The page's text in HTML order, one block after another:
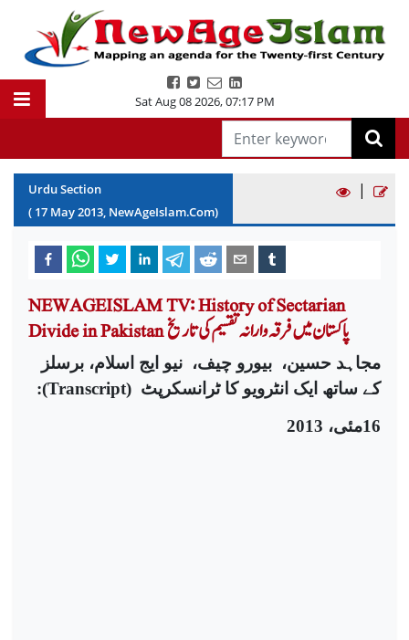
Sat Aug 08 2026,07:17 PM
Urdu Section
( 17 May2013, NewAgeIslam.Com)
|
NEWAGEISLAM TV: History of Sectarian
Divide in Pakistan پاکستان میں فرقہ وارانہ تقسیم کی تاریخ
مجاہد حسین، بیورو چیف، نیو ایج اسلام، برسلز
کے ساتھ ایک انٹرویو کا ٹرانسکرپٹ (
Transcript
)
:
16مئی، 2013